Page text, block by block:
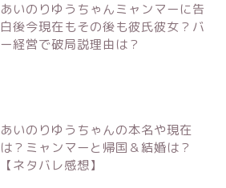
あいのりゆうちゃんミャンマーに告
白後今現在もその後も彼氏彼女？バ
ー経営で破局説理由は？
あいのりゆうちゃんの本名や現在
は？ミャンマーと帰国＆結婚は？
【ネタバレ感想】